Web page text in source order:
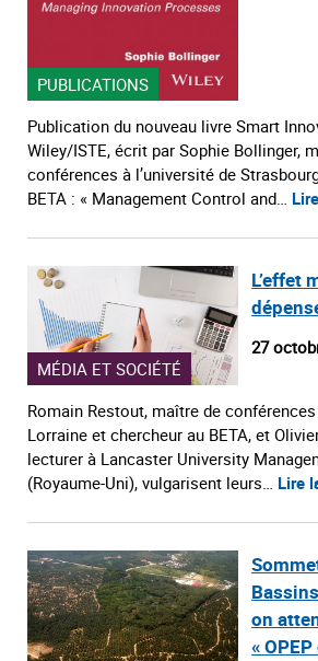
PUBLICATIONS
Publication du nouveau livre Smart
Wiley/ISTE, écrit par Sophie Bollinger,
conférences à l’université de
BETA : « Management Control and…
MÉDIA ET SOCIÉTÉ
L’effet
27
Romain Restout, maître de
Lorraine et chercheur au BETA, et
lecturer à Lancaster University
(Royaume-Uni), vulgarisent leurs… Lire
on
«